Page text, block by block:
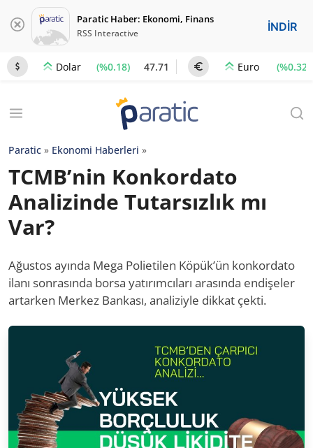
Paratic Haber: Ekonomi, Finans
RSS Interactive İNDİR
Dolar (%0.18) 47.71 Euro (%0.32)
Paratic » Ekonomi Haberleri »
TCMB’nin Konkordato
Analizinde Tutarsızlık mı
Var?
Ağustos ayında Mega Polietilen Köpük’ün konkordato
ilanı sonrasında borsa yatırımcıları arasında endişeler
artarken Merkez Bankası, analiziyle dikkat çekti.